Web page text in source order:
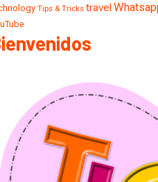
Tips & Tricks travel